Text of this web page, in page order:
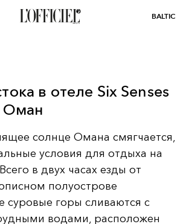
BALTIC
в отеле Six Senses
Оман
солнце Омана смягчается,
условия для отдыха на
в двух часах езды от
полуострове
суровые горы сливаются с
водами, расположен